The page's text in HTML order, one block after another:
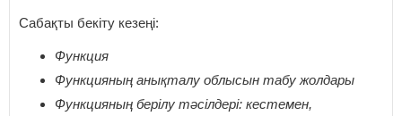
Сабақты бекіту кезеңі:
Функция
Функцияның анықталу облысын табу жолдары
Функцияның берілу тәсілдері: кестемен,